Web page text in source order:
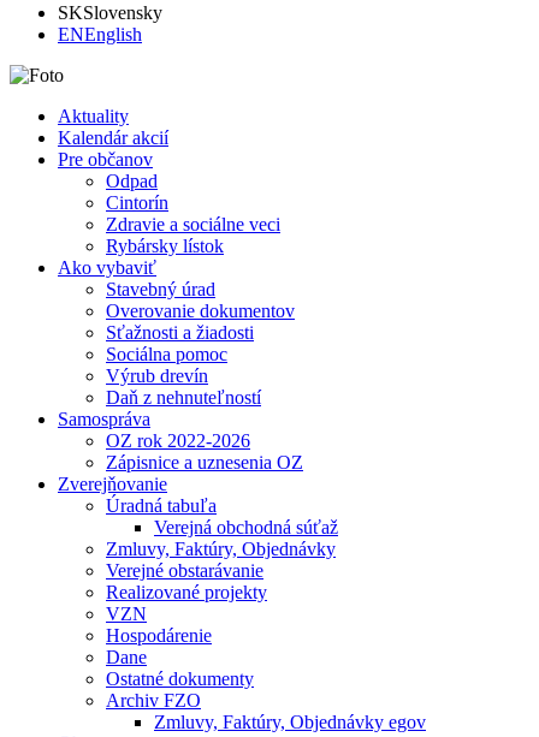
SKSlovensky
ENEnglish
Aktuality
Kalendár akcií
Pre občanov
Odpad
Cintorín
Zdravie a sociálne veci
Rybársky lístok
Ako vybaviť
Stavebný úrad
Overovanie dokumentov
Sťažnosti a žiadosti
Sociálna pomoc
Výrub drevín
Daň z nehnuteľností
Samospráva
OZ rok 2022-2026
Zápisnice a uznesenia OZ
Zverejňovanie
Úradná tabuľa
Verejná obchodná súťaž
Zmluvy, Faktúry, Objednávky
Verejné obstarávanie
Realizované projekty
VZN
Hospodárenie
Dane
Ostatné dokumenty
Archiv FZO
Zmluvy, Faktúry, Objednávky egov